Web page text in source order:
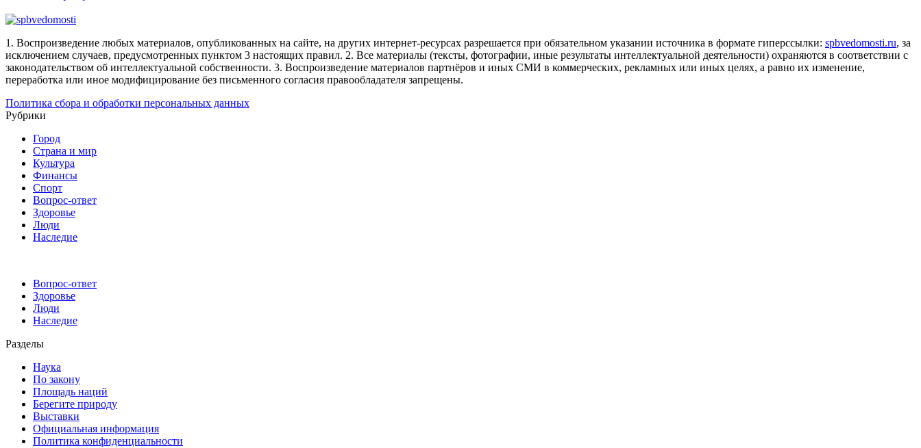
1. Воспроизведение любых материалов, опубликованных на сайте, на других интернет-ресурсах разрешается при обязательном указании источника в формате гиперссылки: spbvedomosti.ru, за
исключением случаев, предусмотренных пунктом 3 настоящих правил. 2. Все материалы (тексты, фотографии, иные результаты интеллектуальной деятельности) охраняются в соответствии с
законодательством об интеллектуальной собственности. 3. Воспроизведение материалов партнёров и иных СМИ в коммерческих, рекламных или иных целях, а равно их изменение,
переработка или иное модифицирование без письменного согласия правообладателя запрещены.
Политика сбора и обработки персональных данных
Рубрики
Город
Страна и мир
Культура
Финансы
Спорт
Вопрос-ответ
Здоровье
Люди
Наследие
Вопрос-ответ
Здоровье
Люди
Наследие
Разделы
Наука
По закону
Площадь наций
Берегите природу
Выставки
Официальная информация
Политика конфиденциальности